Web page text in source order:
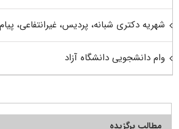
شهریه دکتری شبانه، پردیس، غیرانتفاعی،
وام دانشجویی دانشگاه آزاد
مطالب برگزیده